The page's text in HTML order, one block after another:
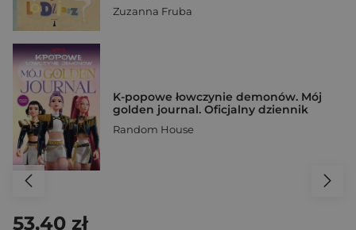
Zuzanna Fruba
K-popowe łowczynie demonów. Mój
golden journal. Oficjalny dziennik
Random House
53,40 zł